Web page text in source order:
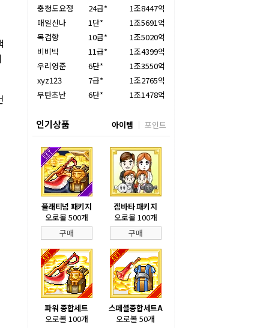
충청도요정
24급*
1조8447억
매일신나
1단*
1조5691억
목검향
10급*
1조5020억
비비빅
11급*
1조4399억
우리영준
6단*
1조3550억
xyz123
7급*
1조2765억
무탄초난
6단* 1조1478억
인기상품 아이템 포인트
플래티넘 패키지
오로볼 500개
구매
겜바타 패키지
오로볼 100개
구매
파워 종합세트
오로볼 100개
스페셜종합세트A
오로볼 50개